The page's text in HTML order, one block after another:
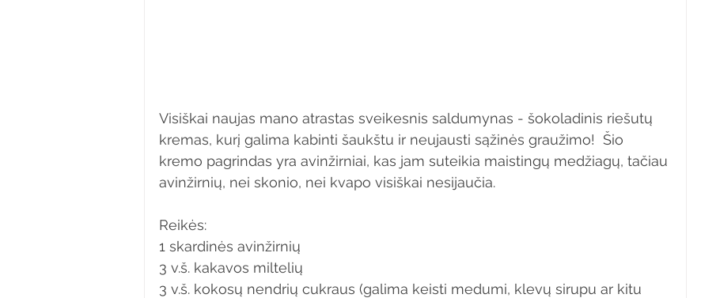
Visiškai naujas mano atrastas sveikesnis saldumynas - šokoladinis riešutų
kremas, kurį galima kabinti šaukštu ir neujausti sąžinės graužimo!  Šio
kremo pagrindas yra avinžirniai, kas jam suteikia maistingų medžiagų, tačiau
avinžirnių, nei skonio, nei kvapo visiškai nesijaučia.
Reikės:
1 skardinės avinžirnių
3 v.š. kakavos miltelių
3 v.š. kokosų nendrių cukraus (galima keisti medumi, klevų sirupu ar kitu